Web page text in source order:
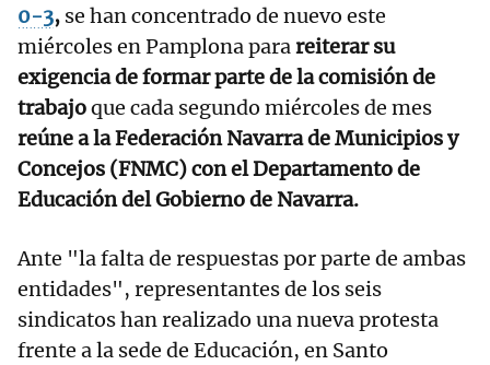
0-3, se han concentrado de nuevo este
miércoles en Pamplona parareiterar su
exigencia de formar parte de la comisión de
trabajoque cada segundo miércoles de mes
reúne a la Federación Navarra de Municipios y
Concejos (FNMC) con el Departamento de
Educación del Gobierno de Navarra.
Ante "la falta de respuestas por parte de ambas
entidades", representantes de los seis
sindicatos han realizado una nueva protesta
frente a la sede de Educación, en Santo